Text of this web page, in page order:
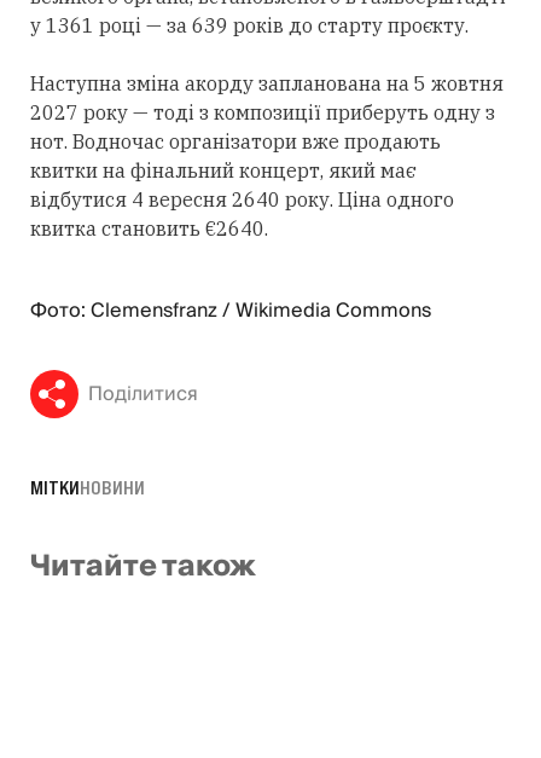
у 1361 році — за 639 років до старту проєкту.
Наступна зміна акорду запланована на 5 жовтня
2027 року — тоді з композиції приберуть одну з
нот. Водночас організатори вже продають
квитки на фінальний концерт, який має
відбутися 4 вересня 2640 року. Ціна одного
квитка становить €2640.
Фото: Clemensfranz / Wikimedia Commons
Поділитися
МІТКИНОВИНИ
Читайте також